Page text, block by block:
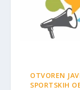
OTVOREN
SPORTSKIH